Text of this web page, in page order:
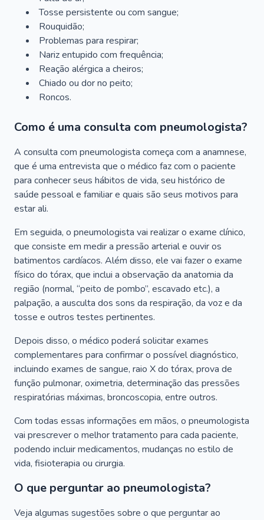
Tosse persistente ou com sangue;
Rouquidão;
Problemas para respirar;
Nariz entupido com frequência;
Reação alérgica a cheiros;
Chiado ou dor no peito;
Roncos.
Como é uma consulta com pneumologista?
A consulta com pneumologista começa com a anamnese,
que é uma entrevista que o médico faz com o paciente
para conhecer seus hábitos de vida, seu histórico de
saúde pessoal e familiar e quais são seus motivos para
estar ali.
Em seguida, o pneumologista vai realizar o exame clínico,
que consiste em medir a pressão arterial e ouvir os
batimentos cardíacos. Além disso, ele vai fazer o exame
físico do tórax, que inclui a observação da anatomia da
região (normal, “peito de pombo”, escavado etc.), a
palpação, a ausculta dos sons da respiração, da voz e da
tosse e outros testes pertinentes.
Depois disso, o médico poderá solicitar exames
complementares para confirmar o possível diagnóstico,
incluindo exames de sangue, raio X do tórax, prova de
função pulmonar, oximetria, determinação das pressões
respiratórias máximas, broncoscopia, entre outros.
Com todas essas informações em mãos, o pneumologista
vai prescrever o melhor tratamento para cada paciente,
podendo incluir medicamentos, mudanças no estilo de
vida, fisioterapia ou cirurgia.
O que perguntar ao pneumologista?
Veja algumas sugestões sobre o que perguntar ao